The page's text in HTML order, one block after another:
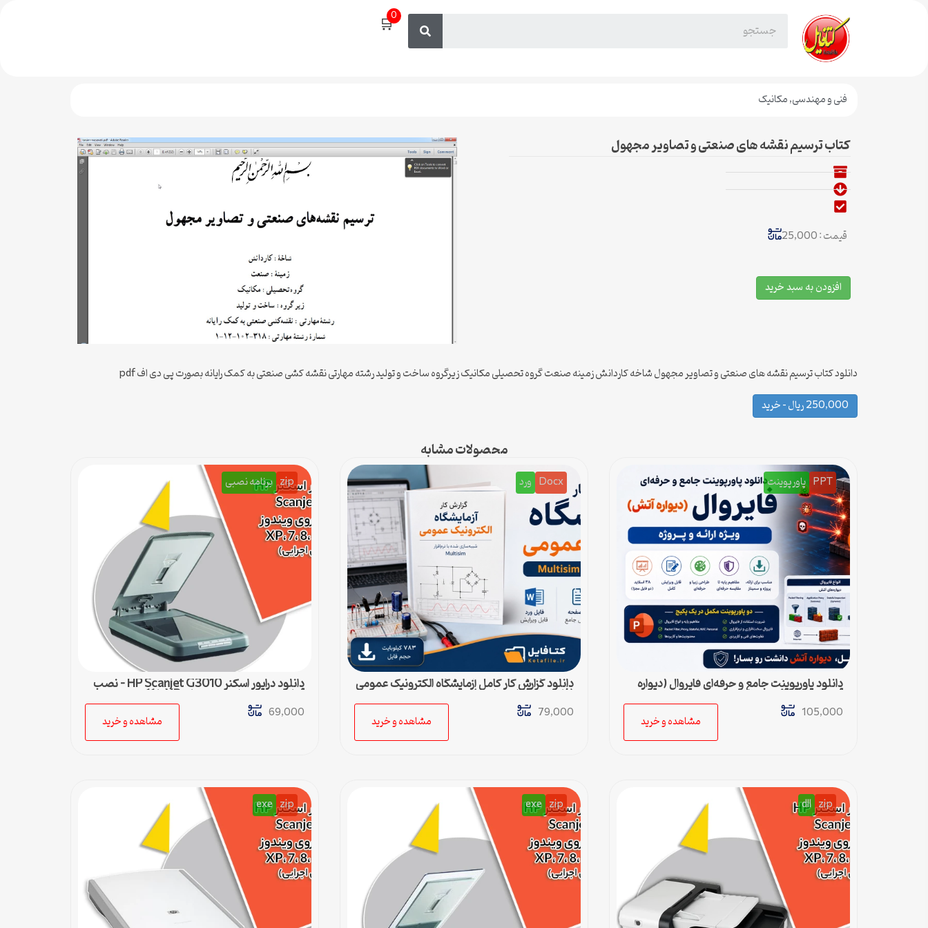
🛒0
فنی و مهندسی,مکانیک
کتاب ترسیم نقشه های صنعتی و تصاویر مجهول
قیمت : 25,000
افزودن به سبد خرید
دانلود کتاب ترسیم نقشه های صنعتی و تصاویر مجهول شاخه کاردانش زمینه صنعت گروه تحصیلی مکانیک زیرگروه ساخت و تولید رشته مهارتی نقشه کشی صنعتی به کمک رایانه بصورت پی دی اف pdf
250,000 ریال – خرید
محصولات مشابه
PPT پاورپوینت
دانلود پاورپوینت جامع و حرفه‌ای فایروال (دیواره
آتش) – ویژه ارائه و پروژه
105,000
مشاهده و خرید
Docx ورد
دانلود گزارش کار کامل آزمایشگاه الکترونیک عمومی
(فایل ورد قابل ویرایش)
79,000
مشاهده و خرید
zip برنامه نصبی
دانلود درایور اسکنر HP Scanjet G3010 – نصب
آسان و سریع برای ویندوزهای XP تا 11
69,000
مشاهده و خرید
zip
dll
zip
exe
zip
exe